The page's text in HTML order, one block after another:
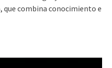
que combina conocimiento e